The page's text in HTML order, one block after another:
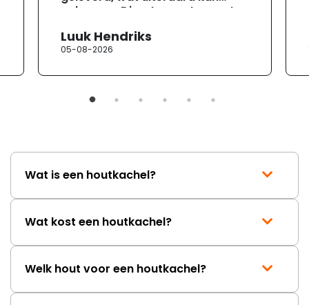
gebeuren. Direct na ontvangst
de klantenservice. Helaas
verloopt de communicatie erg
mailwisselingen zit telkens
ongeveer een week. Hierdoor
duurt de afhandeling onnodig
korte termijn een nieuwe,
mag ontvangen."
Luuk Hendriks
05-08-2026
Wat is een houtkachel?
Wat kost een houtkachel?
Welk hout voor een houtkachel?